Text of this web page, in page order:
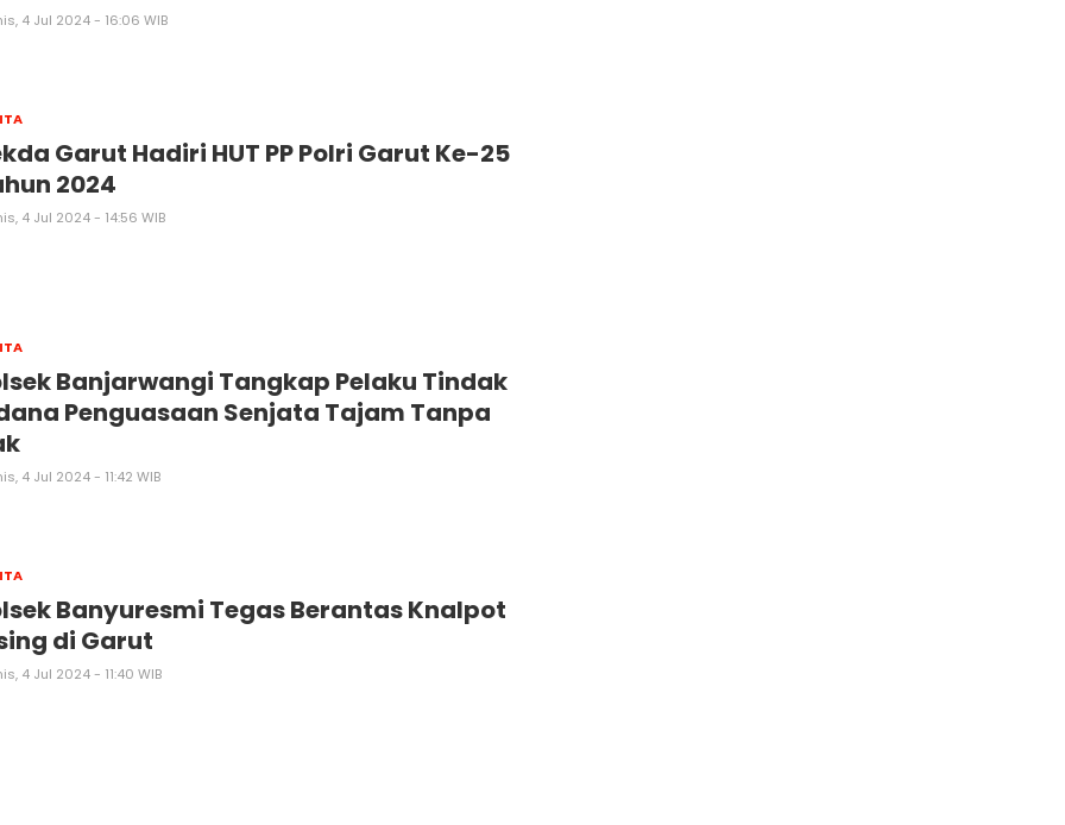
4 Jul 2024 - 16:06 WIB
Garut Hadiri HUT PP Polri Garut Ke-25
2024
4 Jul 2024 - 14:56 WIB
Banjarwangi Tangkap Pelaku Tindak
Penguasaan Senjata Tajam Tanpa
4 Jul 2024 - 11:42 WIB
Banyuresmi Tegas Berantas Knalpot
di Garut
4 Jul 2024 - 11:40 WIB